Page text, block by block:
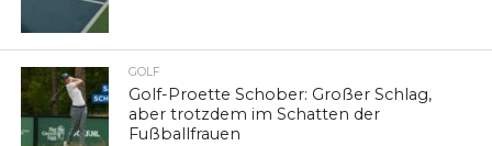
GOLF
Golf-Proette Schober: Großer Schlag,
aber trotzdem im Schatten der
Fußballfrauen